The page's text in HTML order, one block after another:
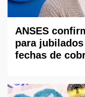
ANSES
para
fechas de